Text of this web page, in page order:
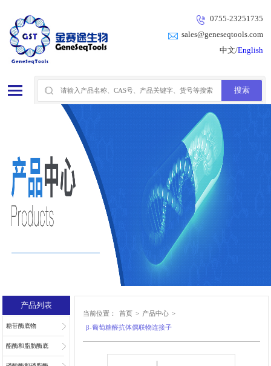
0755-23251735
sales@geneseqtools.com
中文/English
产品列表
糖苷酶底物
酯酶和脂肪酶底
当前位置： 首页 > 产品中心 >
β-葡萄糖醛抗体偶联物连接子